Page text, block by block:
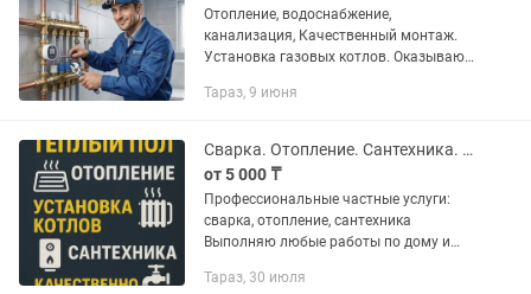
Отопление, водоснабжение,
канализация, Качественный монтаж.
Установка газовых котлов. Оказываю
установка сантехприборов, установка
Тараз, 9 июня
Сварка. Отопление. Сантехника. Сварщик. Сантехник.
от 5 000 ₸
Профессиональные частные услуги:
сварка, отопление, сантехника
Выполняю любые работы по дому и
Сантехнические услуги — Установка и
Тараз, 30 июля